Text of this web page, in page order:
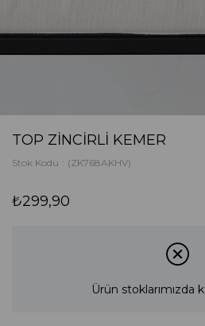
TOP ZINCIRLI KEMER
Stok Kodu (ZK768AKHV)
₺299,90
Ürün stoklarımızda